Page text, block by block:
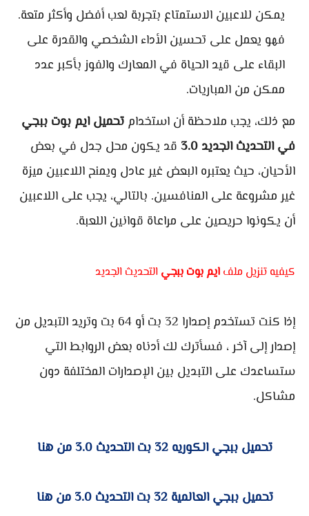
يمكن للاعبين الاستمتاع بتجربة لعب أفضل وأكثر متعة.
فهو يعمل على تحسين الأداء الشخصي والقدرة على
البقاء على قيد الحياة في المعارك والفوز بأكبر عدد
ممكن من المباريات.
مع ذلك، يجب ملاحظة أن استخدام تحميل ايم بوت ببجي
في التحديث الجديد 3.0
قد يكون محل جدل في بعض
الأحيان، حيث يعتبره البعض غير عادل ويمنح اللاعبين ميزة
غير مشروعة على المنافسين. بالتالي، يجب على اللاعبين
أن يكونوا حريصين على مراعاة قوانين اللعبة.
كيفيه تنزيل ملف ايم بوت ببجي التحديث الجديد
إذا كنت تستخدم إصدارا 32 بت أو 64 بت وتريد التبديل من
إصدار إلى آخر ، فسأترك لك أدناه بعض الروابط التي
ستساعدك على التبديل بين الإصدارات المختلفة دون
مشاكل.
تحميل ببجي الكوريه 32 بت التحديث 3.0 من هنا
تحميل ببجي العالمية 32 بت التحديث 3.0 من هنا